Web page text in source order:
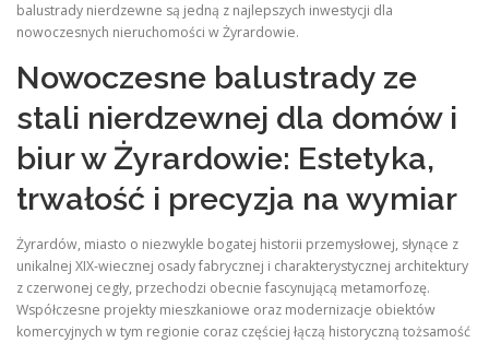
balustrady nierdzewne są jedną z najlepszych inwestycji dla
nowoczesnych nieruchomości w Żyrardowie.
Nowoczesne balustrady ze
stali nierdzewnej dla domów i
biur w Żyrardowie: Estetyka,
trwałość i precyzja na wymiar
Żyrardów, miasto o niezwykle bogatej historii przemysłowej, słynące z
unikalnej XIX-wiecznej osady fabrycznej i charakterystycznej architektury
z czerwonej cegły, przechodzi obecnie fascynującą metamorfozę.
Współczesne projekty mieszkaniowe oraz modernizacje obiektów
komercyjnych w tym regionie coraz częściej łączą historyczną tożsamość